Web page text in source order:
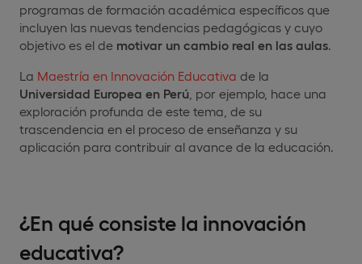
programas de formación académica específicos que
incluyen las nuevas tendencias pedagógicas y cuyo
objetivo es el de motivar un cambio real en las aulas
La Maestría en Innovación Educativa de la
Universidad Europea en Perú , por ejemplo, hace una
exploración profunda de este tema, de su
trascendencia en el proceso de enseñanza y su
aplicación para contribuir al avance de la educación.
¿En qué consiste la innovación
educativa?